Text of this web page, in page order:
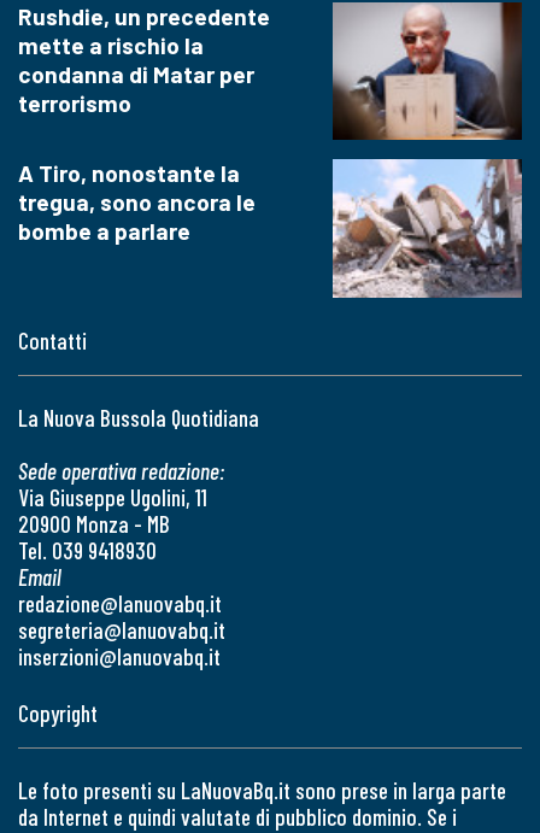
Contatti
La Nuova Bussola Quotidiana
Sede operativa redazione:
Via Giuseppe Ugolini, 11
20900 Monza - MB
Tel. 039 9418930
Email
redazione@lanuovabq.it
segreteria@lanuovabq.it
inserzioni@lanuovabq.it
Rushdie, un precedente
mette a rischio la
condanna di Matar per
terrorismo
A Tiro, nonostante la
tregua, sono ancora le
bombe a parlare
Copyright
Le foto presenti su LaNuovaBq.it sono prese in larga parte
da Internet e quindi valutate di pubblico dominio. Se i